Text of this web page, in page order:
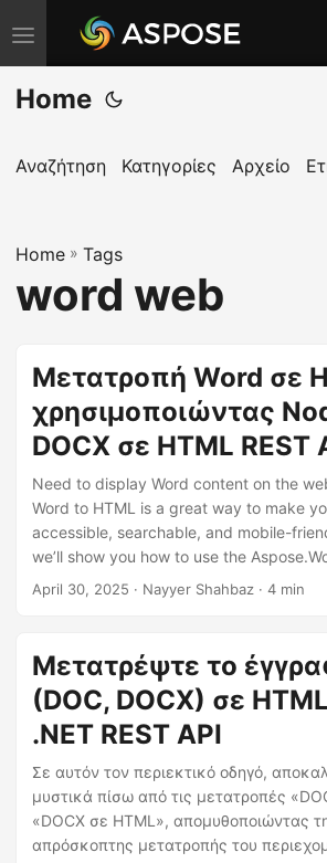
Ε
ν
α
λ
ή
π
λ
η
Home
Αναζήτηση Κατηγορίες Αρχείο
Home » Tags
word web
Μετατροπή Word σε
χρησιμοποιώντας
DOCX σε HTML REST
Need to display Word content on the
Word to HTML is a great way to make
accessible, searchable, and mobile-
we’ll show you how to use the
Node.js to convert DOCX or DOC files to
April 30, 2025 · Nayyer Shahbaz · 4 min
Μετατρέψτε το
(DOC, DOCX) σε
.NET REST API
Σε αυτόν τον περιεκτικό οδηγό,
μυστικά πίσω από τις μετατροπές
«DOCX σε HTML», απομυθοποιώντας
απρόσκοπτης μετατροπής του